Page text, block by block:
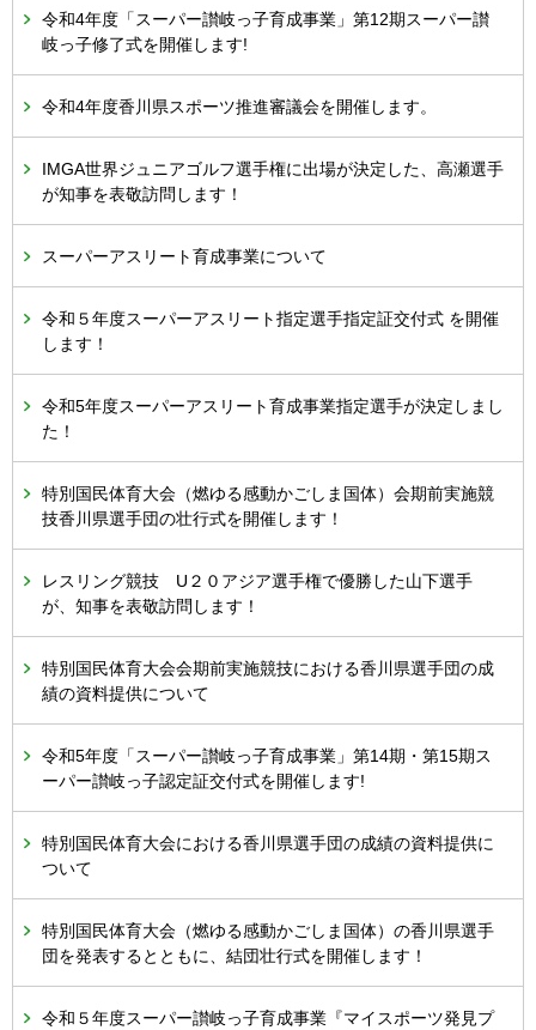
令和4年度「スーパー讃岐っ子育成事業」第12期スーパー讃
岐っ子修了式を開催します!
令和4年度香川県スポーツ推進審議会を開催します。
IMGA世界ジュニアゴルフ選手権に出場が決定した、高瀬選手
が知事を表敬訪問します！
スーパーアスリート育成事業について
令和５年度スーパーアスリート指定選手指定証交付式 を開催
します！
令和5年度スーパーアスリート育成事業指定選手が決定しまし
た！
特別国民体育大会（燃ゆる感動かごしま国体）会期前実施競
技香川県選手団の壮行式を開催します！
レスリング競技 U２０アジア選手権で優勝した山下選手
が、知事を表敬訪問します！
特別国民体育大会会期前実施競技における香川県選手団の成
績の資料提供について
令和5年度「スーパー讃岐っ子育成事業」第14期・第15期ス
ーパー讃岐っ子認定証交付式を開催します!
特別国民体育大会における香川県選手団の成績の資料提供に
ついて
特別国民体育大会（燃ゆる感動かごしま国体）の香川県選手
団を発表するとともに、結団壮行式を開催します！
令和５年度スーパー讃岐っ子育成事業『マイスポーツ発見プ